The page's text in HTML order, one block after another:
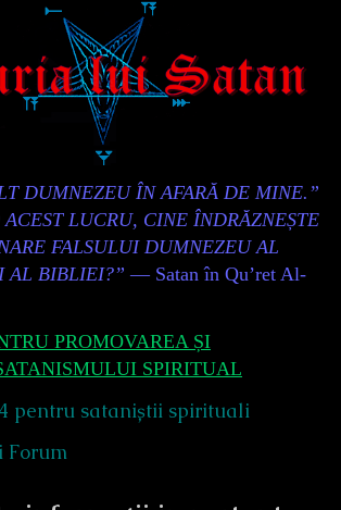
DUMNEZEU ÎN AFARĂ DE MINE.”
LUCRU, CINE ÎNDRĂZNEȘTE
FALSULUI DUMNEZEU AL
AL BIBLIEI?” — Satan în Qu’ret Al-
PROMOVAREA ȘI
SPIRITUAL
pentru sataniștii spirituali
Forum